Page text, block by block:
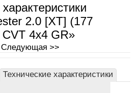
2.0 [XT] (177
4x4 GR»
Следующая >>
Технические характеристики